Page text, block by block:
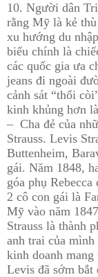
10. Người dân
rằng Mỹ là kẻ
xu hướng du
biểu chính là
các quốc gia ưa
jeans đi ngoài
cảnh sát “thổi
kinh khủng hơn
– Cha đẻ của
Strauss. Levis
Buttenheim,
gái. Năm 1848,
góa phụ
2 cô con gái là
Mỹ vào năm
Strauss là thành
anh trai của
kinh doanh
Levis đã sớm bắt